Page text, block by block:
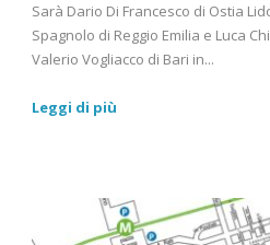
Sarà Dario Di Francesco di Ostia
Spagnolo di Reggio Emilia e Luca
Valerio Vogliacco di Bari in...
Leggi di più